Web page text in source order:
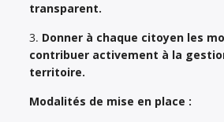
transparent.
3. Donner à chaque citoyen les
contribuer activement à la
territoire.
Modalités de mise en place :